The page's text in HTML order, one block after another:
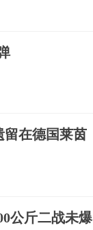
留在德国莱茵
公斤二战未爆